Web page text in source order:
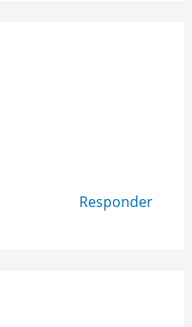
Responder